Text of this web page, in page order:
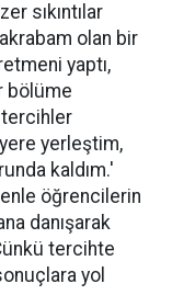
sıkıntılar
olan bir
yaptı,
bölüme
tercihler
yerleştim,
kaldım.'
öğrencilerin
danışarak
tercihte
yol